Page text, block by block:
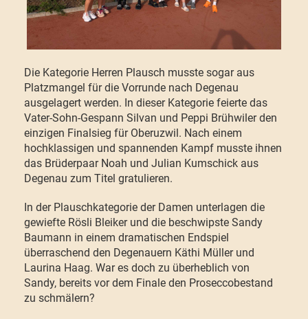
Die Kategorie Herren Plausch musste sogar aus
Platzmangel für die Vorrunde nach Degenau
ausgelagert werden. In dieser Kategorie feierte das
Vater-Sohn-Gespann Silvan und Peppi Brühwiler den
einzigen Finalsieg für Oberuzwil. Nach einem
hochklassigen und spannenden Kampf musste ihnen
das Brüderpaar Noah und Julian Kumschick aus
Degenau zum Titel gratulieren.
In der Plauschkategorie der Damen unterlagen die
gewiefte Rösli Bleiker und die beschwipste Sandy
Baumann in einem dramatischen Endspiel
überraschend den Degenauern Käthi Müller und
Laurina Haag. War es doch zu überheblich von
Sandy, bereits vor dem Finale den Proseccobestand
zu schmälern?